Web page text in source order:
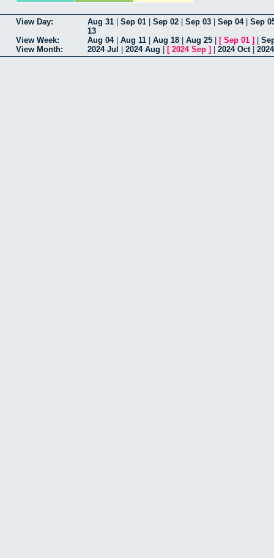
View Day: Aug 31 Sep 01 Sep 02 Sep 03 Sep 04| Sep
13
View Week:
Aug 04| Aug 11 Aug 18 Aug 25 [ Sep 01 ]
View Month:
2024 Jul 2024 Aug [ 2024 Sep ] 2024 Oct